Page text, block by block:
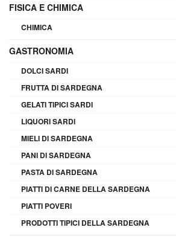
FISICA E CHIMICA
CHIMICA
GASTRONOMIA
DOLCI SARDI
FRUTTA DI SARDEGNA
GELATI TIPICI SARDI
LIQUORI SARDI
MIELI DI SARDEGNA
PANI DI SARDEGNA
PASTA DI SARDEGNA
PIATTI DI CARNE DELLA SARDEGNA
PIATTI POVERI
PRODOTTI TIPICI DELLA SARDEGNA